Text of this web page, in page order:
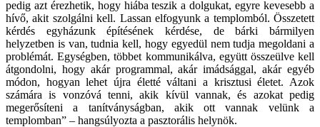
pedig azt érezhetik, hogy hiába teszik a dolgukat, egyre kevesebb a
hívő, akit szolgálni kell. Lassan elfogyunk a templomból. Összetett
kérdés egyházunk építésének kérdése, de bárki bármilyen
helyzetben is van, tudnia kell, hogy egyedül nem tudja megoldani a
problémát. Egységben, többet kommunikálva, együtt összeülve kell
átgondolni, hogy akár programmal, akár imádsággal, akár egyéb
módon, hogyan lehet újra életté váltani a krisztusi életet. Azok
számára is vonzóvá tenni, akik kívül vannak, és azokat pedig
megerősíteni a tanítványságban, akik ott vannak velünk a
templomban” – hangsúlyozta a pasztorális helynök.